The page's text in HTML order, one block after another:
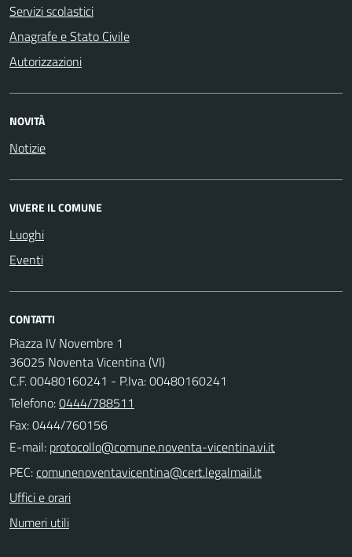
Servizi scolastici
Anagrafe e Stato Civile
Autorizzazioni
NOVITÀ
Notizie
VIVERE IL COMUNE
Luoghi
Eventi
CONTATTI
Piazza IV Novembre 1
36025 Noventa Vicentina (VI)
C.F. 00480160241 - P.Iva: 00480160241
Telefono:0444/788511
Fax: 0444/760156
E-mail:
PEC:
Uffici e orari
Numeri utili